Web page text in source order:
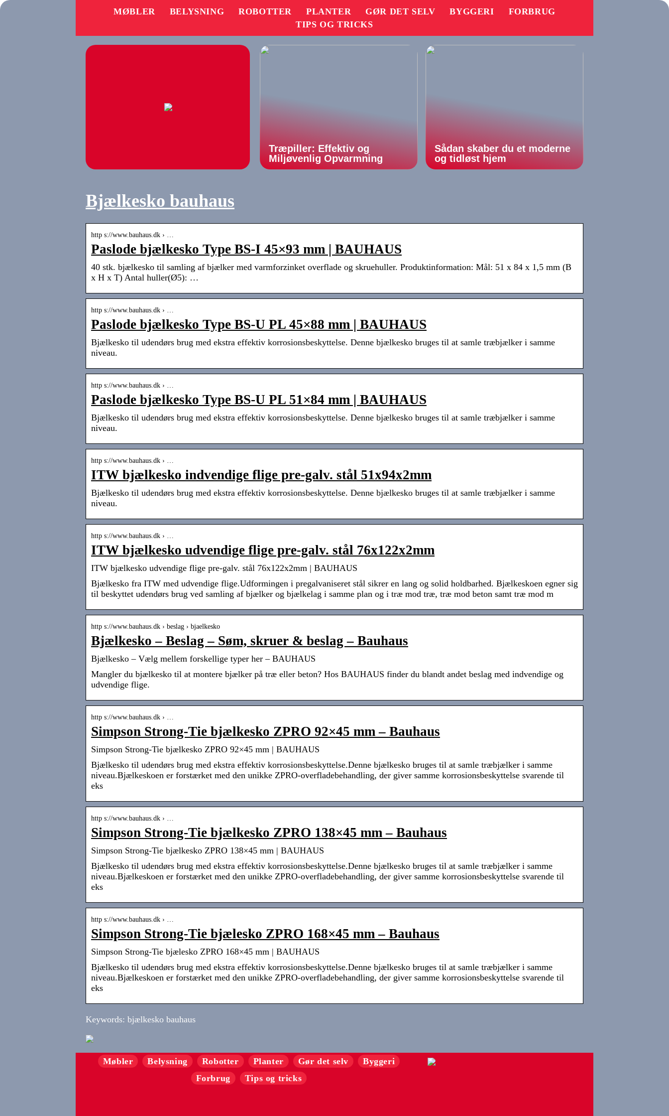
MØBLER BELYSNING ROBOTTER PLANTER GØR DET SELV BYGGERI
FORBRUG
TIPS OG TRICKS
Træpiller: Effektiv og
Miljøvenlig Opvarmning
Sådan skaber du et moderne
og tidløst hjem
Bjælkesko bauhaus
http s://www.bauhaus.dk › …
Paslode bjælkesko Type BS-I 45×93 mm | BAUHAUS
40 stk. bjælkesko til samling af bjælker med varmforzinket overflade og skruehuller. Produktinformation: Mål: 51 x 84 x 1,5 mm (B
x H x T) Antal huller(Ø5): …
http s://www.bauhaus.dk › …
Paslode bjælkesko Type BS-U PL 45×88 mm | BAUHAUS
Bjælkesko til udendørs brug med ekstra effektiv korrosionsbeskyttelse. Denne bjælkesko bruges til at samle træbjælker i samme
niveau.
http s://www.bauhaus.dk › …
Paslode bjælkesko Type BS-U PL 51×84 mm | BAUHAUS
Bjælkesko til udendørs brug med ekstra effektiv korrosionsbeskyttelse. Denne bjælkesko bruges til at samle træbjælker i samme
niveau.
http s://www.bauhaus.dk › …
ITW bjælkesko indvendige flige pre-galv. stål 51x94x2mm
Bjælkesko til udendørs brug med ekstra effektiv korrosionsbeskyttelse. Denne bjælkesko bruges til at samle træbjælker i samme
niveau.
http s://www.bauhaus.dk › …
ITW bjælkesko udvendige flige pre-galv. stål 76x122x2mm
ITW bjælkesko udvendige flige pre-galv. stål 76x122x2mm | BAUHAUS
Bjælkesko fra ITW med udvendige flige.Udformingen i pregalvaniseret stål sikrer en lang og solid holdbarhed. Bjælkeskoen egner sig
til beskyttet udendørs brug ved samling af bjælker og bjælkelag i samme plan og i træ mod træ, træ mod beton samt træ mod m
http s://www.bauhaus.dk › beslag › bjaelkesko
Bjælkesko – Beslag – Søm, skruer & beslag – Bauhaus
Bjælkesko – Vælg mellem forskellige typer her – BAUHAUS
Mangler du bjælkesko til at montere bjælker på træ eller beton? Hos BAUHAUS finder du blandt andet beslag med indvendige og
udvendige flige.
http s://www.bauhaus.dk › …
Simpson Strong-Tie bjælkesko ZPRO 92×45 mm – Bauhaus
Simpson Strong-Tie bjælkesko ZPRO 92×45 mm | BAUHAUS
Bjælkesko til udendørs brug med ekstra effektiv korrosionsbeskyttelse.Denne bjælkesko bruges til at samle træbjælker i samme
niveau.Bjælkeskoen er forstærket med den unikke ZPRO-overfladebehandling, der giver samme korrosionsbeskyttelse svarende til
eks
http s://www.bauhaus.dk › …
Simpson Strong-Tie bjælkesko ZPRO 138×45 mm – Bauhaus
Simpson Strong-Tie bjælkesko ZPRO 138×45 mm | BAUHAUS
Bjælkesko til udendørs brug med ekstra effektiv korrosionsbeskyttelse.Denne bjælkesko bruges til at samle træbjælker i samme
niveau.Bjælkeskoen er forstærket med den unikke ZPRO-overfladebehandling, der giver samme korrosionsbeskyttelse svarende til
eks
http s://www.bauhaus.dk › …
Simpson Strong-Tie bjælesko ZPRO 168×45 mm – Bauhaus
Simpson Strong-Tie bjælesko ZPRO 168×45 mm | BAUHAUS
Bjælkesko til udendørs brug med ekstra effektiv korrosionsbeskyttelse.Denne bjælkesko bruges til at samle træbjælker i samme
niveau.Bjælkeskoen er forstærket med den unikke ZPRO-overfladebehandling, der giver samme korrosionsbeskyttelse svarende til
eks
Keywords: bjælkesko bauhaus
Møbler Belysning Robotter Planter Gør det selv
Byggeri
Forbrug
Tips og tricks